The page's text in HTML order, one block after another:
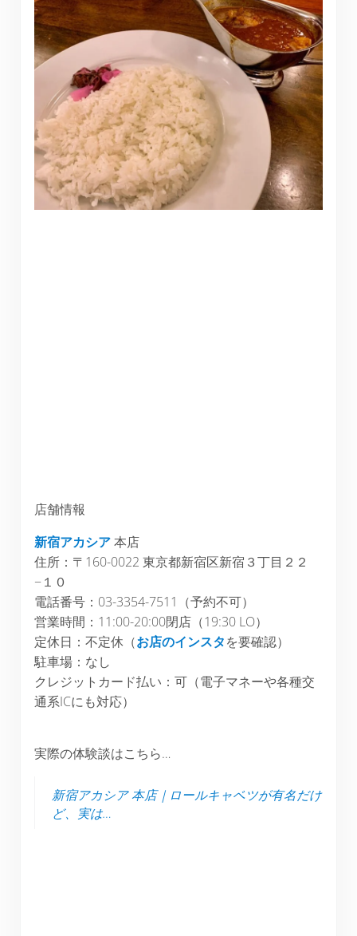
店舗情報
新宿アカシア本店
住所：〒160-0022 東京都新宿区新宿３丁目２２
−１０
電話番号：03-3354-7511（予約不可）
営業時間：11:00-20:00閉店（19:30 LO）
定休日：不定休（お店のインスタを要確認）
駐車場：なし
クレジットカード払い：可（電子マネーや各種交
通系ICにも対応）
実際の体験談はこちら…
新宿アカシア 本店｜ロールキャベツが有名だけ
ど、実は…